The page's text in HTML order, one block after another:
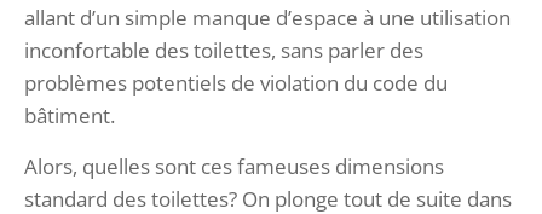
allant d’un simple manque d’espace à une utilisation
inconfortable des toilettes, sans parler des
problèmes potentiels de violation du code du
bâtiment.
Alors, quelles sont ces fameuses dimensions
standard des toilettes? On plonge tout de suite dans